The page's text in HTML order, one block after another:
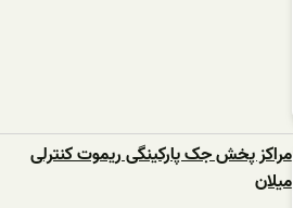
مراکز پخش جک پارکینگی ریموت کنترلی
میلان